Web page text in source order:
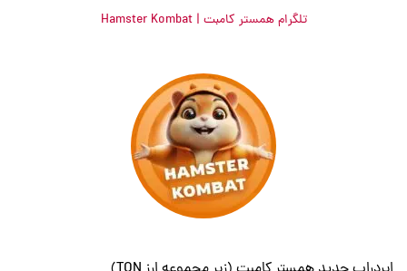
تلگرام همستر کامبت | Hamster Kombat